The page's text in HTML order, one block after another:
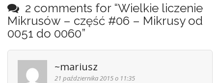
a
v
i
g
2 comments for “Wielkie liczenie
Mikrusów – część #06 – Mikrusy od
0051 do 0060”
~mariusz
21 października 2015 o 11:35